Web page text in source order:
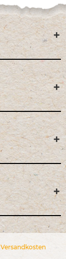
Versandkosten